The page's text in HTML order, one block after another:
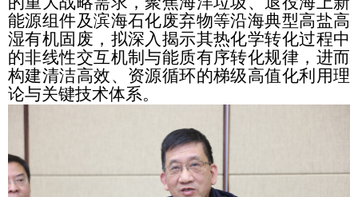
能源组件及滨海石化废弃物等沿海典型高盐高
湿有机固废，拟深入揭示其热化学转化过程中
的非线性交互机制与能质有序转化规律，进而
构建清洁高效、资源循环的梯级高值化利用理
论与关键技术体系。